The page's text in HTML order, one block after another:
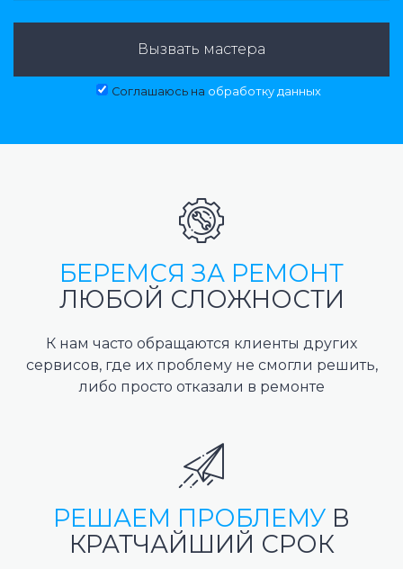
Вызвать мастера
Соглашаюсь на обработку данных
БЕРЕМСЯ ЗА РЕМОНТ
ЛЮБОЙ СЛОЖНОСТИ
К нам часто обращаются клиенты других
сервисов, где их проблему не смогли решить,
либо просто отказали в ремонте
РЕШАЕМ ПРОБЛЕМУ В
КРАТЧАЙШИЙ СРОК